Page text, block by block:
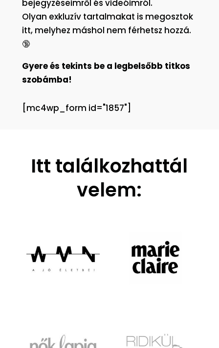
bejegyzéseimről és videóimról.
Olyan exkluzív tartalmakat is megosztok
itt, melyhez máshol nem férhetsz hozzá.
🔞
Gyere és tekints be a legbelsőbb titkos
szobámba!
[mc4wp_form id="1857"]
Itt találkozhattál
velem: